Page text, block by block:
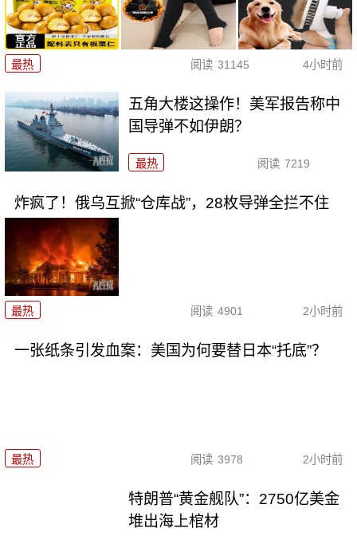
最热 阅读 31145 4小时前
五角大楼这操作！美军报告称中
国导弹不如伊朗？
最热 阅读 7219
炸疯了！俄乌互掀“仓库战”，28枚导弹全拦不住
最热 阅读 4901 2小时前
一张纸条引发血案：美国为何要替日本“托底”？
最热 阅读 3978 2小时前
特朗普“黄金舰队”：2750亿美金
堆出海上棺材